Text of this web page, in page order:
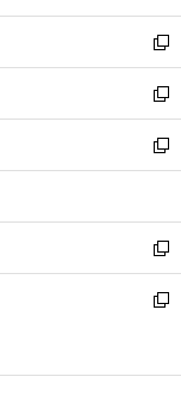
開
く
ウ
で
開
く
ウ
ィ
ン
ド
ウ
で
開
し
い
ウ
ィ
ン
ド
ウ
開
く
新
し
い
ウ
ィ
ン
ウ
で
開
く
新
し
い
ウ
ン
ド
ウ
で
新
し
ウ
ィ
ン
ド
開
新
し
い
ン
新
ウ